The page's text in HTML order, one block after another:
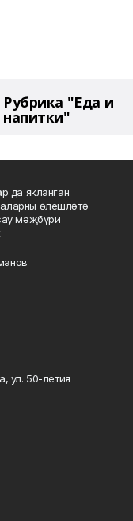
Рубрика "Еда и
напитки"
да якланган.
өлешләтә
мәҗбүри
ул. 50-летия